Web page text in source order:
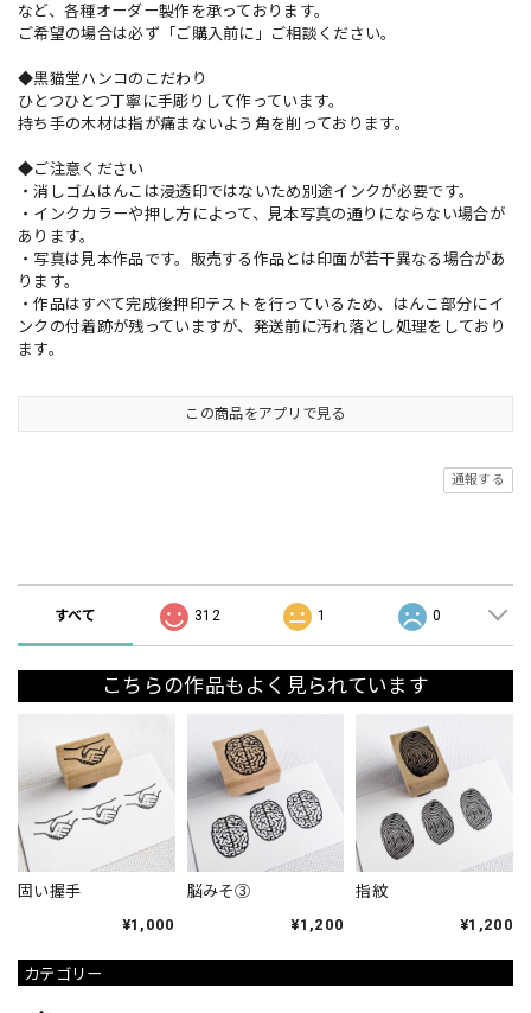
カテゴリー
など、各種オーダー製作を承っております。
ご希望の場合は必ず「ご購入前に」ご相談ください。
◆黒猫堂ハンコのこだわり
ひとつひとつ丁寧に手彫りして作っています。
持ち手の木材は指が痛まないよう角を削っております。
◆ご注意ください
・消しゴムはんこは浸透印ではないため別途インクが必要です。
・インクカラーや押し方によって、見本写真の通りにならない場合が
あります。
・写真は見本作品です。販売する作品とは印面が若干異なる場合があ
ります。
・作品はすべて完成後押印テストを行っているため、はんこ部分にイ
ンクの付着跡が残っていますが、発送前に汚れ落とし処理をしており
ます。
この商品をアプリで見る
通報する
すべて 312 1 0
こちらの作品もよく見られています
固い握手
¥1,000
脳みそ③
¥1,200
指紋
¥1,200